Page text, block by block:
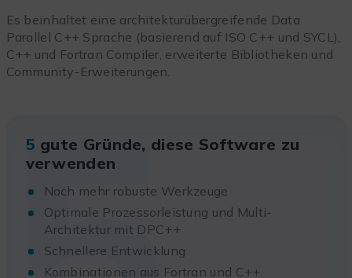
Es beinhaltet eine architekturübergreifende Data
Parallel C++ Sprache (basierend auf ISO C++ und SYCL),
C++ und Fortran Compiler, erweiterte Bibliotheken und
Community-Erweiterungen.
5 gute Gründe, diese Software zu
verwenden
Noch mehr robuste Werkzeuge
Optimale Prozessorleistung und Multi-
Architektur mit DPC++
Schnellere Entwicklung
Kombinationen aus Fortran und C++